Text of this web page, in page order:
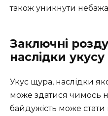
також уникнути
Заключні
наслідки
Укус щура, наслідки
може здатися чимось
байдужість може